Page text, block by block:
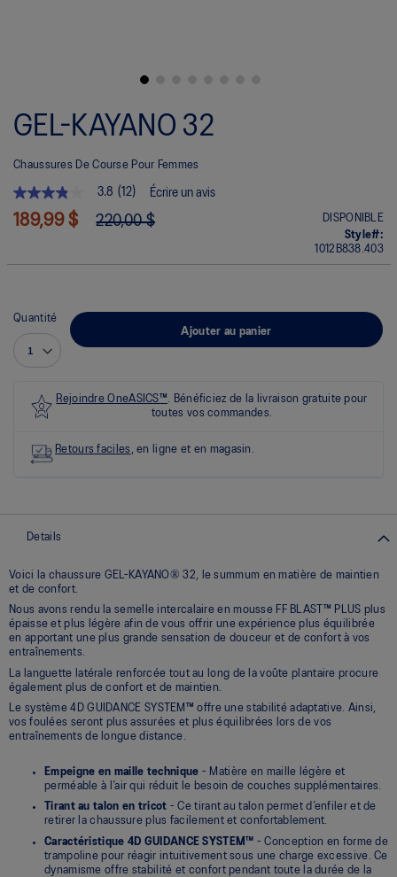
to
the
beginning
the
gallery
GEL-KAYANO 32
Chaussures De Course Pour Femmes
3.8
étoile(s)
sur
La
moyenne
est
de
la
page.
3.8 (12) Écrire un avis
189,99 $ 220,00 $
DISPONIBLE
Style#:
1012B838.403
Quantité
Ajouter au panier
Rejoindre OneASICS™. Bénéficiez de la livraison gratuite pour
toutes vos commandes.
Retours faciles , en ligne et en magasin.
Details
Voici la chaussure GEL-KAYANO® 32, le summum en matière de maintien
et de confort.
Nous avons rendu la semelle intercalaire en mousse FF BLAST™ PLUS plus
épaisse et plus légère afin de vous offrir une expérience plus équilibrée
en apportant une plus grande sensation de douceur et de confort à vos
entraînements.
La languette latérale renforcée tout au long de la voûte plantaire procure
également plus de confort et de maintien.
Le système 4D GUIDANCE SYSTEM™ offre une stabilité adaptative. Ainsi,
vos foulées seront plus assurées et plus équilibrées lors de vos
entraînements de longue distance.
Empeigne en maille technique - Matière en maille légère et
perméable à l’air qui réduit le besoin de couches supplémentaires.
Tirant au talon en tricot - Ce tirant au talon permet d’enfiler et de
retirer la chaussure plus facilement et confortablement.
Caractéristique 4D GUIDANCE SYSTEM™ - Conception en forme de
trampoline pour réagir intuitivement sous une charge excessive. Ce
dynamisme offre stabilité et confort pendant toute la durée de la